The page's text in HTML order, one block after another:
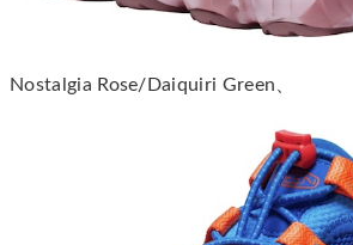
Nostalgia Rose/Daiquiri Green、